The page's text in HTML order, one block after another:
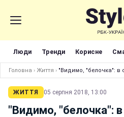
Люди Тренди Корисне
Головна › Життя › "Видимо, "белочка": в
ЖИТТЯ 05 серпня 2018, 13:00
"Видимо, "белочка":